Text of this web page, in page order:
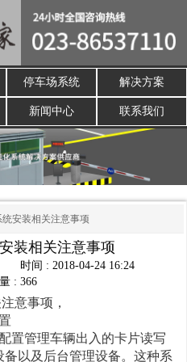
停车场系统 解决方案
新闻中心 联系我们
安装相关注意事项
装相关注意事项
时间 : 2018-04-24 16:24
: 366
意事项，
置管理车辆出入的卡片读写
以及后台管理设备。这种系